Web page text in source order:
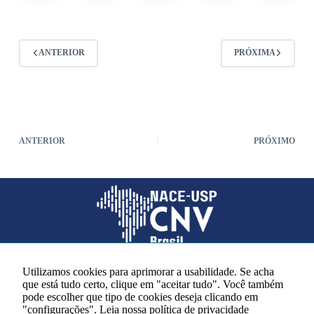
ANTERIOR PRÓXIMA
ANTERIOR PRÓXIMO
Redes sociais
Utilizamos cookies para aprimorar a usabilidade. Se acha
que está tudo certo, clique em "aceitar tudo". Você também
pode escolher que tipo de cookies deseja clicando em
"configurações". Leia nossa política de privacidade
ao visitar nosso